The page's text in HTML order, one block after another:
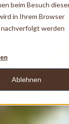
beim Besuch
in Ihrem Browser
nachverfolgt werden
Ablehnen